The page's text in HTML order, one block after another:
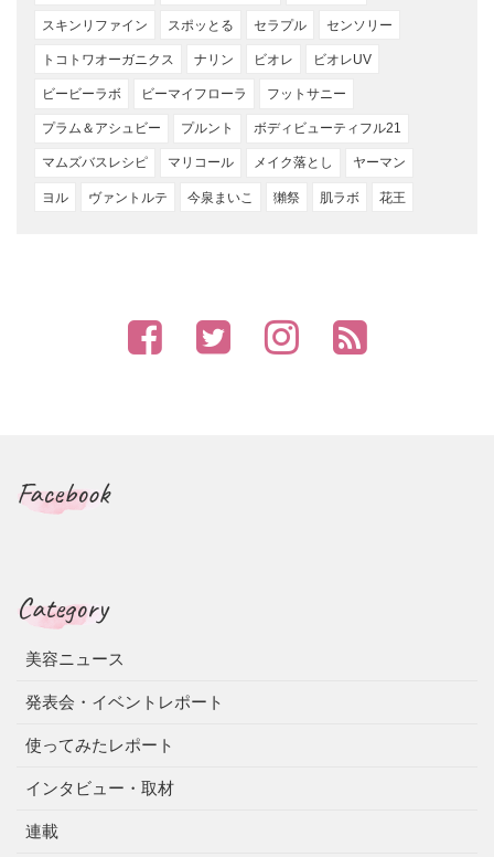
スキンリファイン スポッとる セラプル センソリー
トコトワオーガニクス ナリン ビオレ ビオレUV
ビービーラボ ビーマイフローラ フットサニー
プラム＆アシュビー プルント ボディビューティフル21
マムズバスレシピ マリコール メイク落とし ヤーマン
ヨル ヴァントルテ 今泉まいこ 獺祭 肌ラボ 花王
Facebook
Category
美容ニュース
発表会・イベントレポート
使ってみたレポート
インタビュー・取材
連載